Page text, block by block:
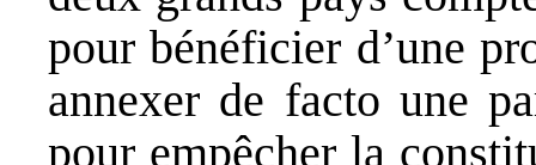
pour bénéficier d’une
annexer de facto une
pour empêcher la